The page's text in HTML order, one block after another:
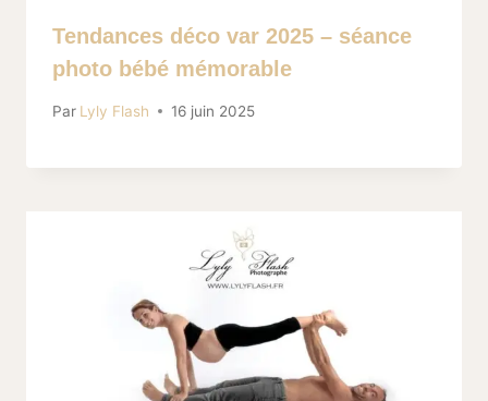
Tendances déco var 2025 – séance
photo bébé mémorable
Par Lyly Flash 16 juin 2025